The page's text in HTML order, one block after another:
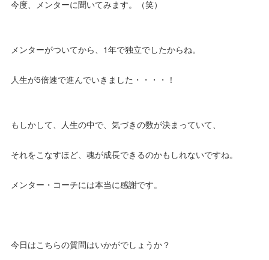
今度、メンターに聞いてみます。（笑）
メンターがついてから、1年で独立でしたからね。
人生が5倍速で進んでいきました・・・・！
もしかして、人生の中で、気づきの数が決まっていて、
それをこなすほど、魂が成長できるのかもしれないですね。
メンター・コーチには本当に感謝です。
今日はこちらの質問はいかがでしょうか？